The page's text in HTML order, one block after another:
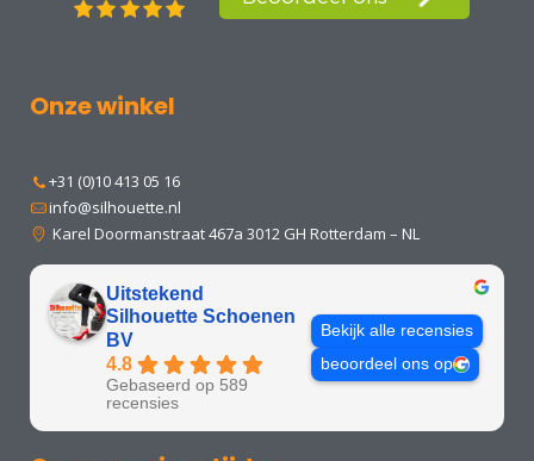
Onze winkel
+31 (0)10 413 05 16
info@silhouette.nl
Karel Doormanstraat 467a 3012 GH Rotterdam – NL
Uitstekend
Silhouette Schoenen
BV
4.8
Gebaseerd op 589
recensies
Bekijk alle recensies
beoordeel ons op